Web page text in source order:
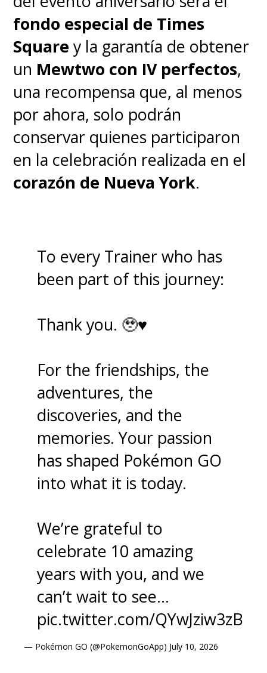
fondo especial de Times
Square y la garantía de obtener
un Mewtwo con IV perfectos,
una recompensa que, al menos
por ahora, solo podrán
conservar quienes participaron
en la celebración realizada en el
corazón de Nueva York.
To every Trainer who has
been part of this journey:
Thank you. 🥹♥️
For the friendships, the
adventures, the
discoveries, and the
memories. Your passion
has shaped Pokémon GO
into what it is today.
We’re grateful to
celebrate 10 amazing
years with you, and we
can’t wait to see…
pic.twitter.com/QYwJziw3zB
— Pokémon GO (@PokemonGoApp) July 10, 2026